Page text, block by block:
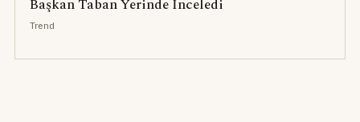
Başkan Taban Yerinde İnceledi
Trend